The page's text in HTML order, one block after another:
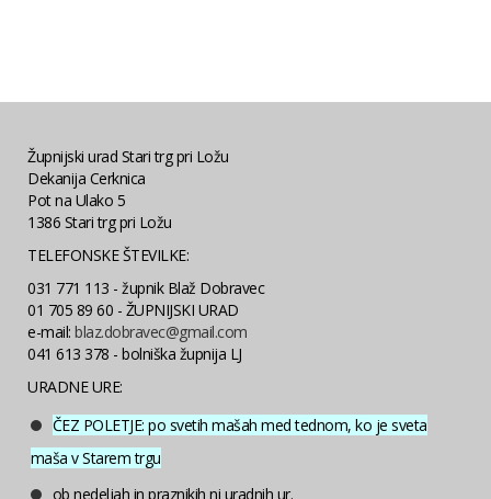
Župnijski urad Stari trg pri Ložu
Dekanija Cerknica
Pot na Ulako 5
1386 Stari trg pri Ložu
TELEFONSKE ŠTEVILKE:
031 771 113 - župnik Blaž Dobravec
01 705 89 60 - ŽUPNIJSKI URAD
e-mail: blaz.dobravec@gmail.com
041 613 378 - bolniška župnija LJ
URADNE URE:
ČEZ POLETJE: po svetih mašah med tednom, ko je sveta
maša v Starem trgu
ob nedeljah in praznikih ni uradnih ur.